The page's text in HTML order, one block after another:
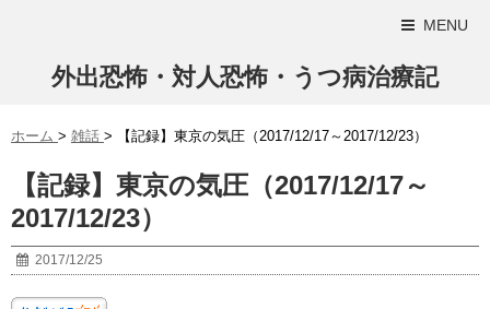
MENU
外出恐怖・対人恐怖・うつ病治療記
ホーム > 雑話 > 【記録】東京の気圧（2017/12/17～2017/12/23）
【記録】東京の気圧（2017/12/17～
2017/12/23）
2017/12/25